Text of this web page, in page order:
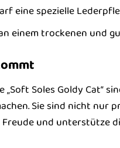
eine spezielle
einem trockenen und
Soles Goldy Cat“
Sie sind nicht
und unterstütze